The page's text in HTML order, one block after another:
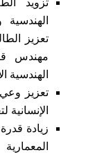
الهندسية
تعزيز
مهندس
الهندسية
تعزيز
الإنسانية
زيادة